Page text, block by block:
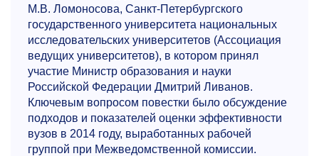
М.В. Ломоносова, Санкт-Петербургского
государственного университета национальных
исследовательских университетов (Ассоциация
ведущих университетов), в котором принял
участие Министр образования и науки
Российской Федерации Дмитрий Ливанов.
Ключевым вопросом повестки было обсуждение
подходов и показателей оценки эффективности
вузов в 2014 году, выработанных рабочей
группой при Межведомственной комиссии.